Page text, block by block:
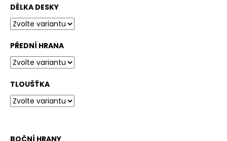
DÉLKA DESKY
PŘEDNÍ HRANA
TLOUŠŤKA
BOČNÍ HRANY
e
CR
MINERAL
EFFECT
BLACK
1
480
Kč